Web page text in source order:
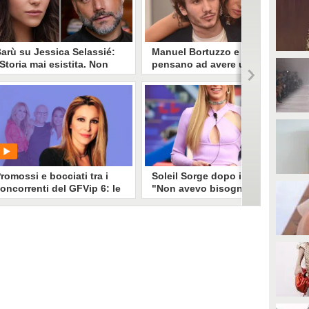
su Jessica Selassié:
mai esistita. Non
innamorato, basta
In un'intervista rilasciata a
Verissimo, Barù ha fatto chiarezza
sul suo rapporto con Jessica Hailé
Selassié, conosciuta al Grande
Fratello Vip.
e bocciati tra i
del GFVip 6: le
di Adriana Volpe
Manuel Bortuzzo e Lulù
pensano ad avere un figlio:
"Ricorreremo alla
fecondazione assistita"
Manuel Bortuzzo racconta la
convivenza con Lulù fuori dal
GFVip. L'idea di diventare padre
sembra sempre più concreta:
“Lulù mi dà la serenità di
affrontare qualsiasi cosa senza
problemi”.
Soleil Sorge dopo il GF:
"Non avevo bisogno di
vincere, la vittoria è stata